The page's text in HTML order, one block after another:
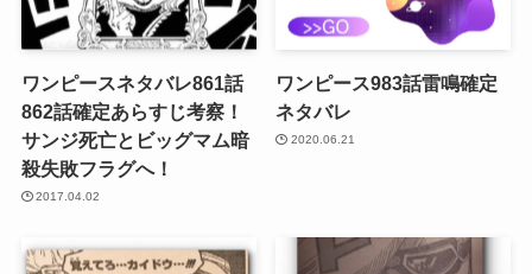
ワンピースネタバレ861話
862話確定あらすじ考察！
サンジ死亡とビッグマム暗
殺失敗フラグへ！
2017.04.02
ワンピース983話雷鳴確定
ネタバレ
2020.06.21